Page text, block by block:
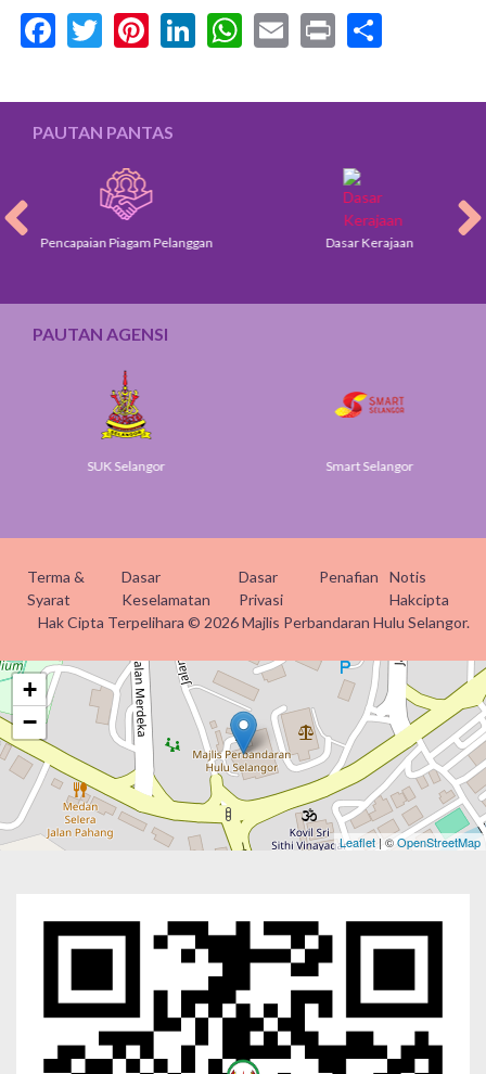
Facebook
Twitter
Pinterest
LinkedIn
WhatsApp
Email
Print
PAUTAN PANTAS
Pencapaian Piagam Pelanggan Dasar Kerajaan
PAUTAN AGENSI
SUK Selangor Smart Selangor
Terma &
Syarat
Dasar
Keselamatan
Dasar
Privasi
Penafian
Notis
Hakcipta
Hak Cipta Terpelihara © 2026 Majlis Perbandaran Hulu Selangor.
+
−
Leaflet | ©OpenStreetMap